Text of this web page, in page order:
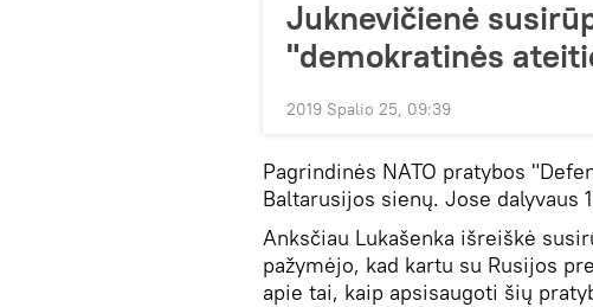
Juknevičienė
"demokratinės
2019 Spalio 25, 09:39
Pagrindinės NATO pratybos
Baltarusijos sienų. Jose dalyvaus
Anksčiau Lukašenka išreiškė
pažymėjo, kad kartu su Rusijos
apie tai, kaip apsisaugoti šių